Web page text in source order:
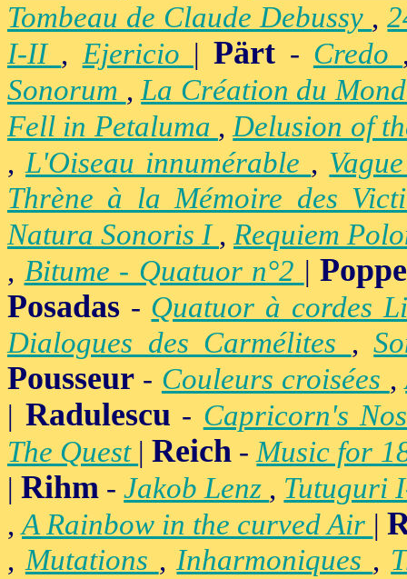
Tombeau de Claude Debussy ,
I-II ,Ejericio |Pärt - Credo
Sonorum ,La Création du
Fell in Petaluma ,Delusion of
,L'Oiseau innumérable ,
Thrène à la Mémoire des
Natura Sonoris I , Requiem
, Bitume - Quatuor n°2 |Poppe
Posadas - Quatuor à cordes
Dialogues des Carmélites ,
Pousseur - Couleurs croisées ,
| Radulescu - Capricorn's
The Quest |Reich -Music for
|Rihm -Jakob Lenz , Tutuguri
,A Rainbow in the curved Air |
,Mutations ,Inharmoniques ,